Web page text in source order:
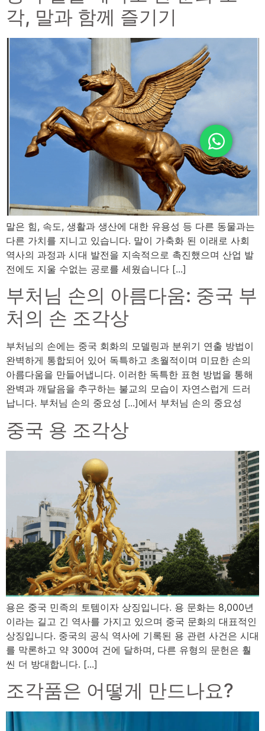
각, 말과 함께 즐기기
말은 힘, 속도, 생활과 생산에 대한 유용성 등 다른 동물과는
다른 가치를 지니고 있습니다. 말이 가축화 된 이래로 사회
역사의 과정과 시대 발전을 지속적으로 촉진했으며 산업 발
전에도 지울 수없는 공로를 세웠습니다 [...]
부처님 손의 아름다움: 중국 부
처의 손 조각상
부처님의 손에는 중국 회화의 모델링과 분위기 연출 방법이
완벽하게 통합되어 있어 독특하고 초월적이며 미묘한 손의
아름다움을 만들어냅니다. 이러한 독특한 표현 방법을 통해
완벽과 깨달음을 추구하는 불교의 모습이 자연스럽게 드러
납니다. 부처님 손의 중요성 [...]에서 부처님 손의 중요성
중국 용 조각상
용은 중국 민족의 토템이자 상징입니다. 용 문화는 8,000년
이라는 길고 긴 역사를 가지고 있으며 중국 문화의 대표적인
상징입니다. 중국의 공식 역사에 기록된 용 관련 사건은 시대
를 막론하고 약 300여 건에 달하며, 다른 유형의 문헌은 훨
씬 더 방대합니다. [...]
조각품은 어떻게 만드나요?